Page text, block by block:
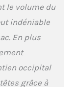
vos
aussi le
le
équilibré,
le volume du
indéniable
En plus
occipital
grâce à